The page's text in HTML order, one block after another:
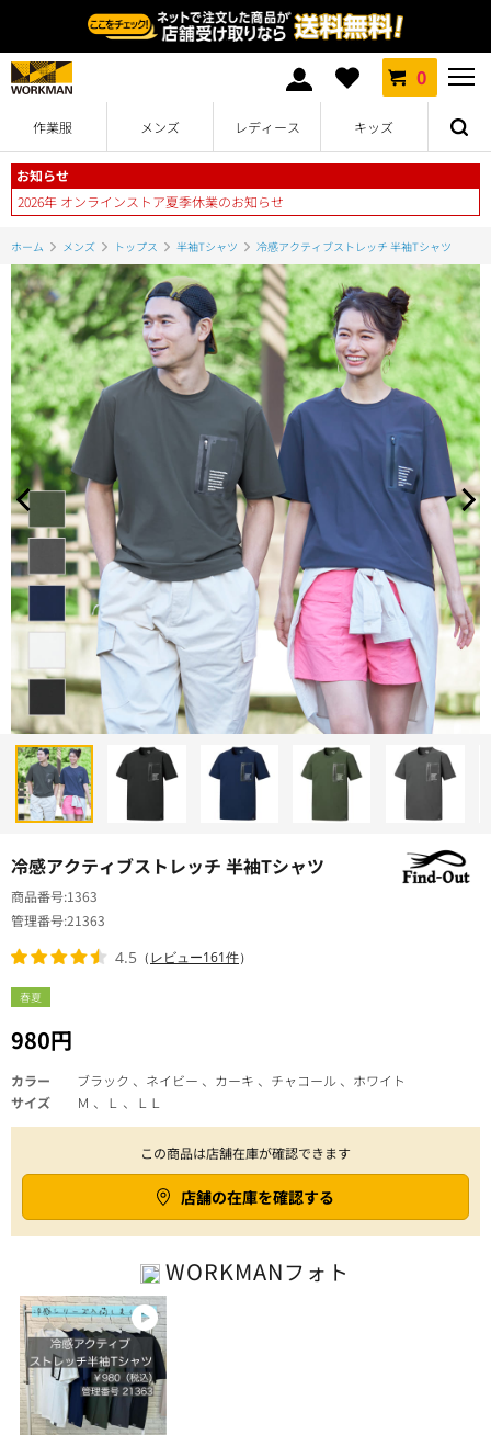
0
作業服 メンズ レディース キッズ
お知らせ
2026年 オンラインストア夏季休業のお知らせ
ホーム メンズ トップス 半袖Tシャツ 冷感アクティブストレッチ 半袖Tシャツ
冷感アクティブストレッチ 半袖Tシャツ
春夏
980円
商品番号 1363
管理番号21363
4.5 （レビュー161件）
カラー
ブラック 、ネイビー 、カーキ 、チャコール 、ホワイト
サイズ
Ｍ 、Ｌ 、ＬＬ
この商品は店舗在庫が確認できます
店舗の在庫を確認する
WORKMANフォト